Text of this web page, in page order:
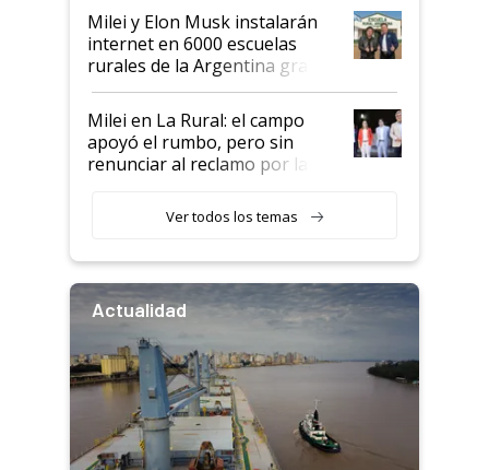
Milei y Elon Musk instalarán
internet en 6000 escuelas
rurales de la Argentina gracias
a un acuerdo con Starlink
Milei en La Rural: el campo
apoyó el rumbo, pero sin
renunciar al reclamo por las
Ver todos los temas
Actualidad